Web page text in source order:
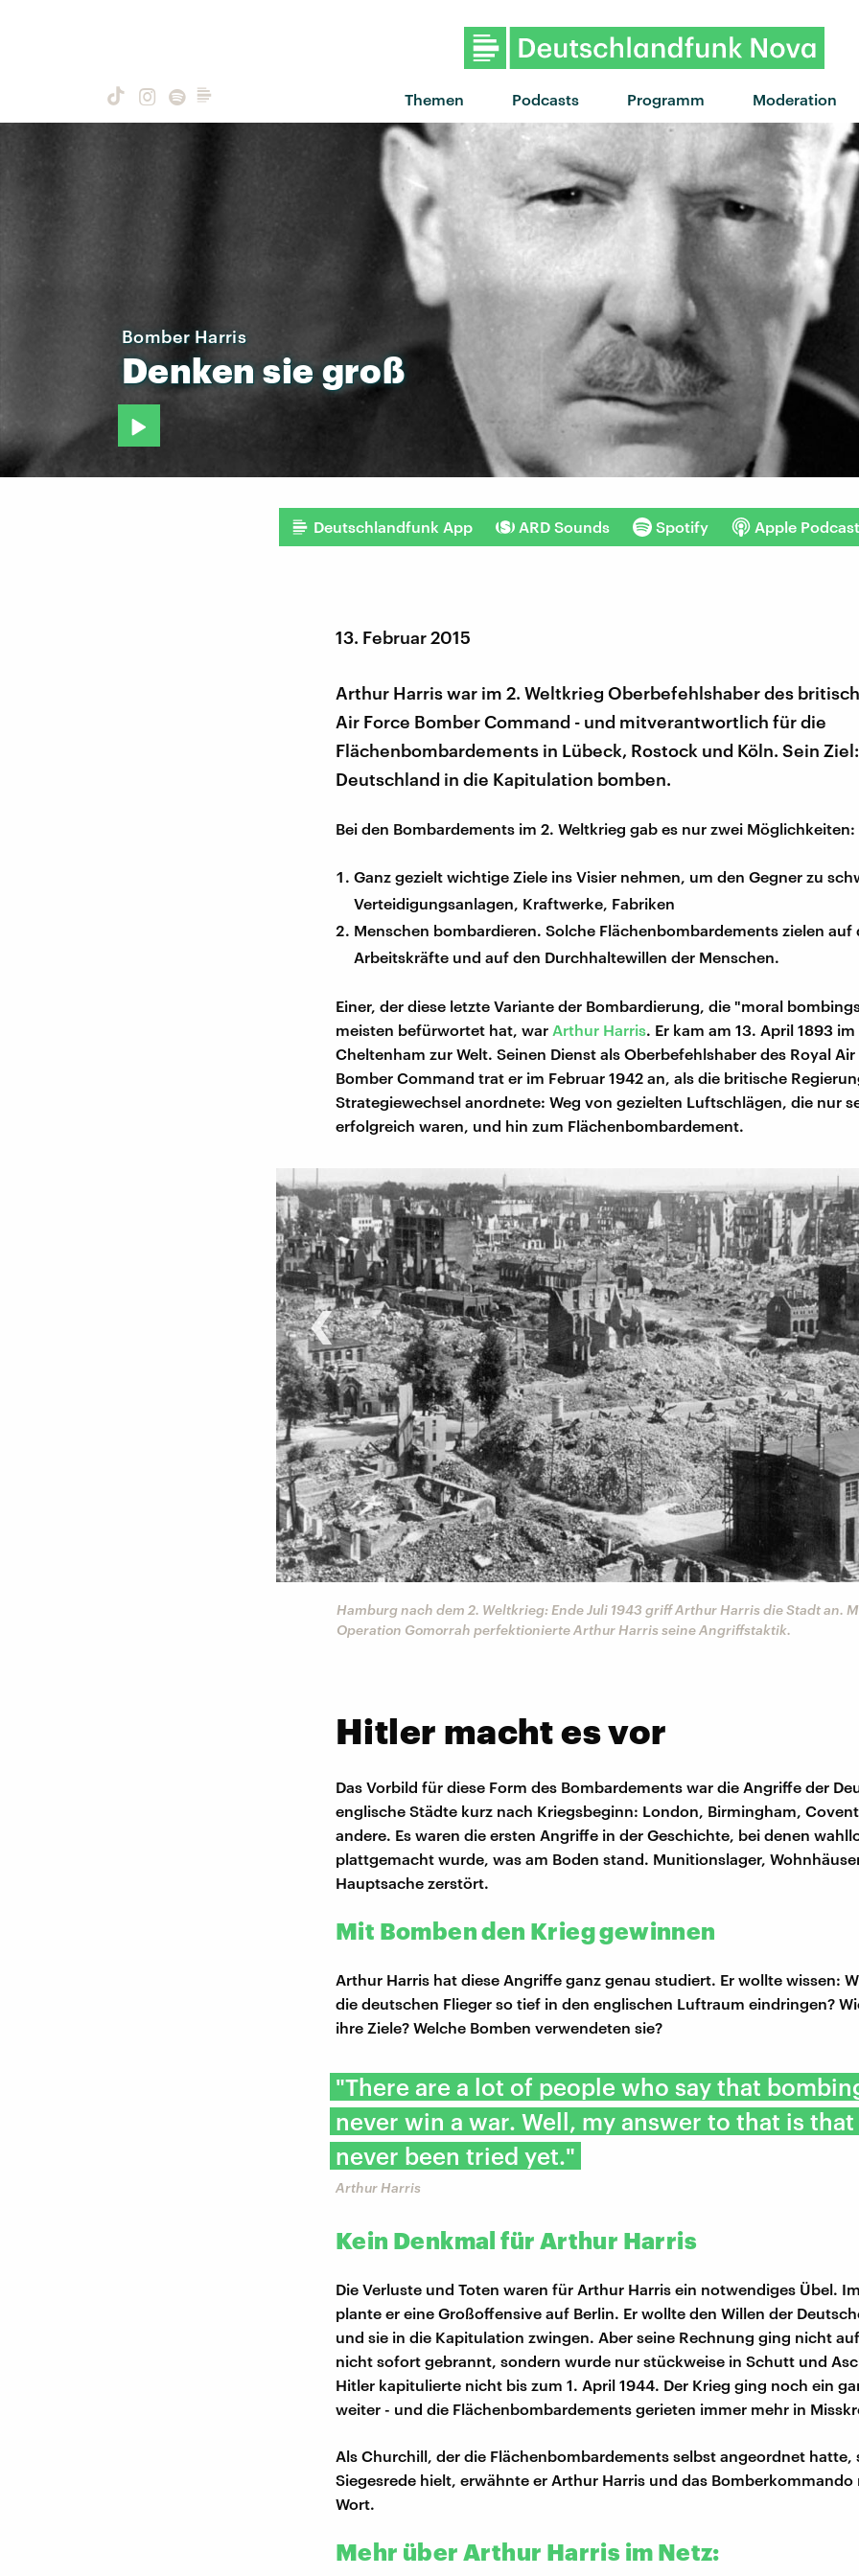
Themen Podcasts Programm Moderation
Bomber Harris
Denken siegroß
Deutschlandfunk App ARD Sounds Spotify Apple
13. Februar 2015
Arthur Harris war im 2. Weltkrieg Oberbefehlshaber des
Air Force Bomber Command - und mitverantwortlich für die
Flächenbombardements in Lübeck, Rostock und Köln. Sein Ziel:
Deutschland in die Kapitulation bomben.
Bei den Bombardements im 2. Weltkrieg gab es nur zwei Möglichkeiten:
Ganz gezielt wichtige Ziele ins Visier nehmen, um den Gegner zu
Verteidigungsanlagen, Kraftwerke, Fabriken
Menschen bombardieren. Solche Flächenbombardements zielen auf
Arbeitskräfte und auf den Durchhaltewillen der Menschen.
Einer, der diese letzte Variante der Bombardierung, die "moral
meisten befürwortet hat, war Arthur Harris. Er kam am 13. April 1893
Cheltenham zur Welt. Seinen Dienst als Oberbefehlshaber des Royal Air
Bomber Command trat er im Februar 1942 an, als die britische
Strategiewechsel anordnete: Weg von gezielten Luftschlägen, die nur
erfolgreich waren, und hin zum Flächenbombardement.
Hamburg nach dem 2. Weltkrieg: Ende Juli 1943 griff Arthur Harris die Stadt an.
Operation Gomorrah perfektionierte Arthur Harris seine Angriffstaktik.
‹
Hitler macht es vor
Das Vorbild für diese Form des Bombardements war die Angriffe der
englische Städte kurz nach Kriegsbeginn: London, Birmingham,
andere. Es waren die ersten Angriffe in der Geschichte, bei denen
plattgemacht wurde, was am Boden stand. Munitionslager,
Hauptsache zerstört.
Mit Bomben den Krieg gewinnen
Arthur Harris hat diese Angriffe ganz genau studiert. Er wollte wissen:
die deutschen Flieger so tief in den englischen Luftraum eindringen?
ihre Ziele? Welche Bomben verwendeten sie?
"There are a lot of people who say that
never win a war. Well, my answer to that is that
never been tried yet."
Arthur Harris
Kein Denkmal für Arthur Harris
Die Verluste und Toten waren für Arthur Harris ein notwendiges Übel.
plante er eine Großoffensive auf Berlin. Er wollte den Willen der
und sie in die Kapitulation zwingen. Aber seine Rechnung ging nicht
nicht sofort gebrannt, sondern wurde nur stückweise in Schutt und
Hitler kapitulierte nicht bis zum 1. April 1944. Der Krieg ging noch ein
weiter - und die Flächenbombardements gerieten immer mehr in
Als Churchill, der die Flächenbombardements selbst angeordnet hatte,
Siegesrede hielt, erwähnte er Arthur Harris und das Bomberkommando
Wort.
Mehr über Arthur Harris im Netz: